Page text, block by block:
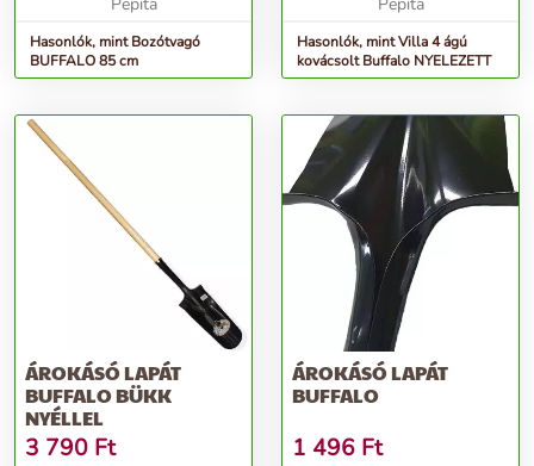
Pepita
Hasonlók, mint Bozótvagó
BUFFALO 85 cm
Pepita
Hasonlók, mint Villa 4 ágú
kovácsolt Buffalo NYELEZETT
ÁROKÁSÓ LAPÁT
BUFFALO BÜKK
NYÉLLEL
3 790 Ft
ÁROKÁSÓ LAPÁT
BUFFALO
1 496 Ft